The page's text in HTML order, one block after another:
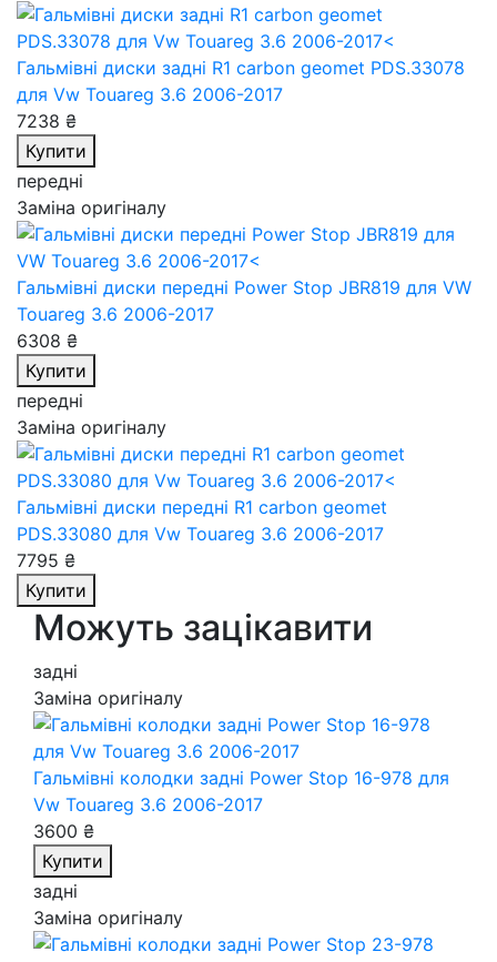
Гальмівні диски задні R1 carbon geomet PDS.33078
для Vw Touareg 3.6 2006-2017
7238 ₴
Купити
передні
Заміна оригіналу
Гальмівні диски передні Power Stop JBR819 для VW
Touareg 3.6 2006-2017
6308 ₴
Купити
передні
Заміна оригіналу
Гальмівні диски передні R1 carbon geomet
PDS.33080 для Vw Touareg 3.6 2006-2017
7795 ₴
Купити
Можуть зацікавити
задні
Заміна оригіналу
Гальмівні колодки задні Power Stop 16-978 для
Vw Touareg 3.6 2006-2017
3600 ₴
Купити
задні
Заміна оригіналу